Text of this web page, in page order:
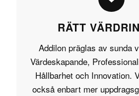
RÄTT
Addilon präglas av sunda
Värdeskapande,
Hållbarhet och Innovation.
också enbart mer